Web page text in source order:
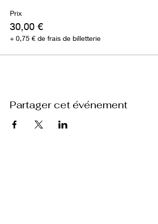
Prix
30,00 €
+ 0,75 € de frais de billetterie
Partager cet événement